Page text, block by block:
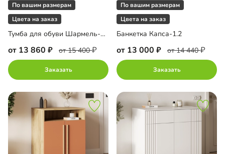
По вашим размерам
Цвета на заказ
Тумба для обуви Шармель-1 Лайф Эмаль
от 13 860 от 15 400
Заказать
По вашим размерам
Цвета на заказ
Банкетка Капса-1.2
от 13 000 от 14 440
Заказать